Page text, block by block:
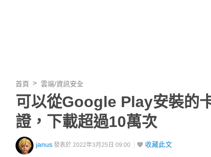
首頁 雲端/資訊安全
可以從Google Play安裝的
證，下載超過10萬次
janus 發表於 2022年3月25日 09:00 收藏此文